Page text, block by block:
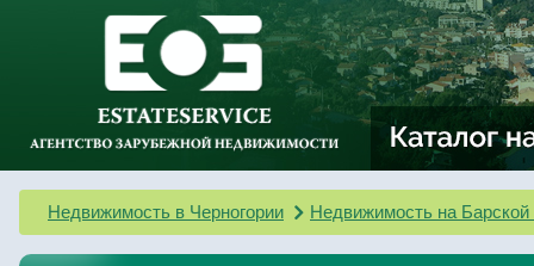
Недвижимость в Черногории Недвижимость на Барской